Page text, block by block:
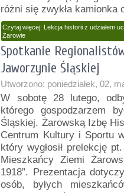
różni się zwykła kamionka
Czytaj więcej: Lekcja historii z udziałem
Żarowie
Spotkanie
Jaworzynie Śląskiej
Utworzono: poniedziałek, 02,
W sobotę 28 lutego,
którego gospodzarzem
Śląskiej. Żarowską Izbę
Centrum Kultury i Sportu
który wygłosił prelekcję
Mieszkańcy Ziemi
1918”. Prezentacja
osób, byłych